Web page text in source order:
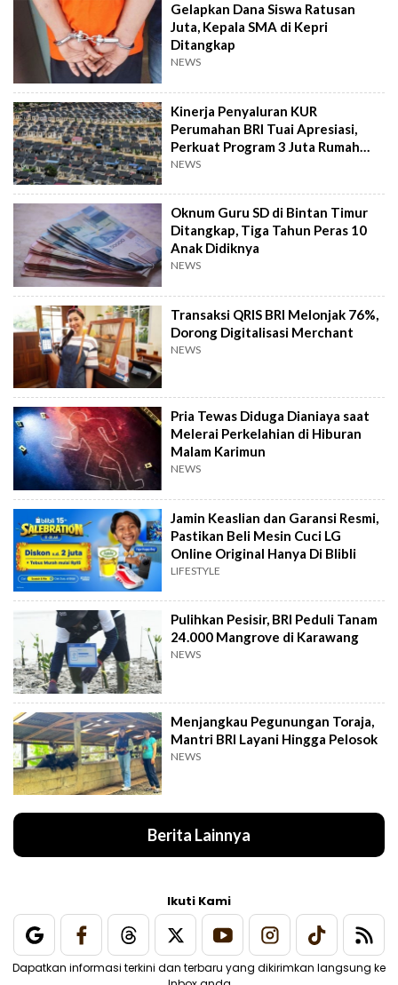
Gelapkan Dana Siswa Ratusan
Juta, Kepala SMA di Kepri
Ditangkap
NEWS
Kinerja Penyaluran KUR
Perumahan BRI Tuai Apresiasi,
Perkuat Program 3 Juta Rumah
Pemerintah
NEWS
Oknum Guru SD di Bintan Timur
Ditangkap, Tiga Tahun Peras 10
Anak Didiknya
NEWS
Transaksi QRIS BRI Melonjak 76%,
Dorong Digitalisasi Merchant
NEWS
Pria Tewas Diduga Dianiaya saat
Melerai Perkelahian di Hiburan
Malam Karimun
NEWS
Jamin Keaslian dan Garansi Resmi,
Pastikan Beli Mesin Cuci LG
Online Original Hanya Di Blibli
LIFESTYLE
Pulihkan Pesisir, BRI Peduli Tanam
24.000 Mangrove di Karawang
NEWS
Menjangkau Pegunungan Toraja,
Mantri BRI Layani Hingga Pelosok
NEWS
Berita Lainnya
Ikuti Kami
Dapatkan informasi terkini dan terbaru yang dikirimkan langsung ke